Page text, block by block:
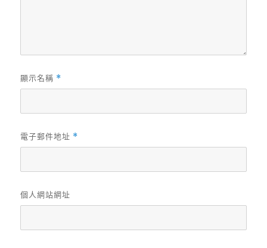
顯示名稱 *
電子郵件地址 *
個人網站網址